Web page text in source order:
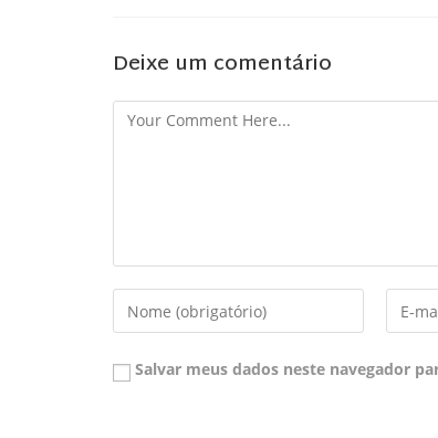
Deixe um comentário
Salvar meus dados neste navegador